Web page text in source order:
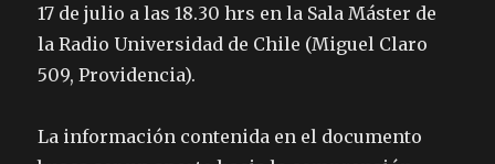
17 de julio a las 18.30 hrs en la Sala Máster de
la Radio Universidad de Chile (Miguel Claro
509, Providencia).
La información contenida en el documento